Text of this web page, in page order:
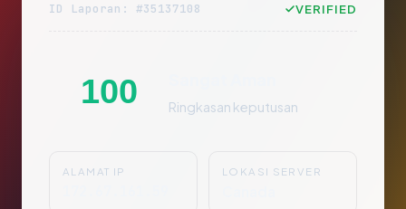
ID Laporan: #35137108 VERIFIED
100 Ringkasan keputusan
ALAMAT IP LOKASI SERVER